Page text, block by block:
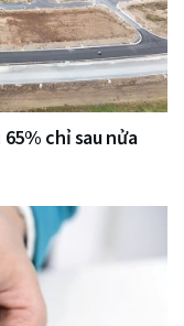
chỉ sau nửa